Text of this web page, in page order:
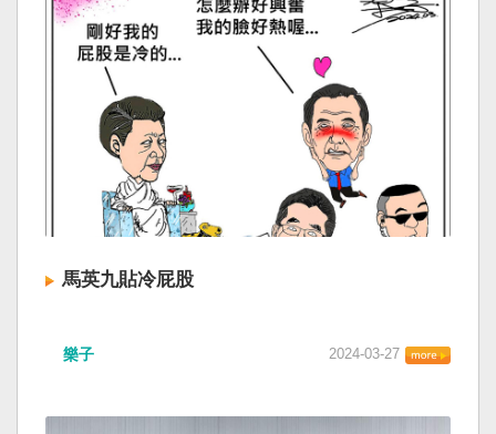
馬英九貼冷屁股
樂子 2024-03-27